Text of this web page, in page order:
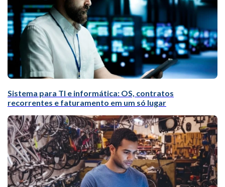
Sistema para TI e informática: OS, contratos
recorrentes e faturamento em um só lugar